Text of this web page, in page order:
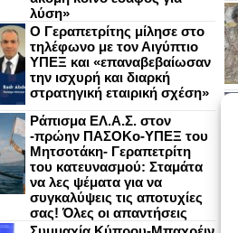
λύση»
Ο Γεραπετρίτης μίλησε στο
τηλέφωνο με τον Αιγύπτιο
ΥΠΕΞ και «επαναβεβαίωσαν
την ισχυρή και διαρκή
στρατηγική εταιρική σχέση»
Ράπισμα ΕΛ.Α.Σ. στον
-πρώην ΠΑΣΟΚο-ΥΠΕΞ του
Μητσοτάκη- Γεραπετρίτη
του κατευνασμού: Σταμάτα
να λες ψέματα για να
συγκαλύψεις τις αποτυχίες
σας! Όλες οι απαντήσεις